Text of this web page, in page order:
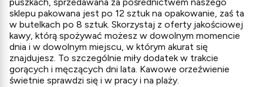
puszkach, sprzedawana za pośrednictwem naszego
sklepu pakowana jest po 12 sztuk na opakowanie, zaś ta
w butelkach po 8 sztuk. Skorzystaj z oferty jakościowej
kawy, którą spożywać możesz w dowolnym momencie
dnia i w dowolnym miejscu, w którym akurat się
znajdujesz. To szczególnie miły dodatek w trakcie
gorących i męczących dni lata. Kawowe orzeźwienie
świetnie sprawdzi się i w pracy i na plaży.